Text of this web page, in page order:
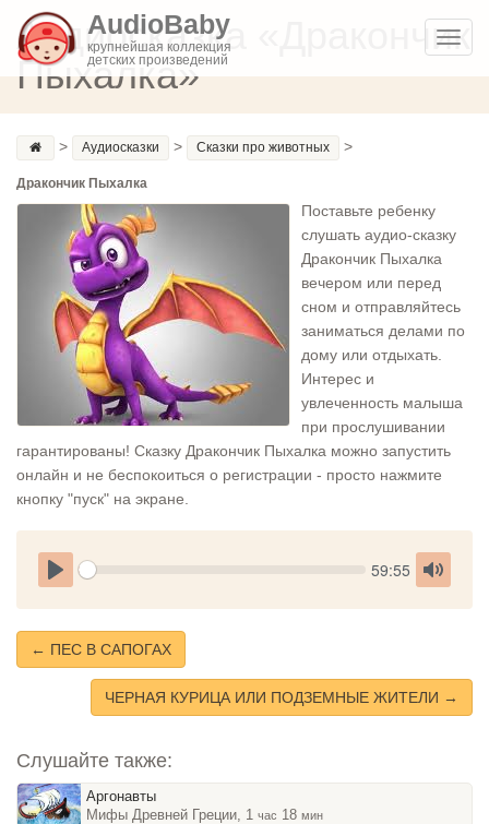
AudioBaby
крупнейшая коллекция
детских произведений
Аудиосказка «Дракончик
Пыхалка»
> Аудиосказки > Сказки про животных >
Дракончик Пыхалка
Поставьте ребенку
слушать аудио-сказку
Дракончик Пыхалка
вечером или перед
сном и отправляйтесь
заниматься делами по
дому или отдыхать.
Интерес и
увлеченность малыша
при прослушивании
гарантированы! Сказку Дракончик Пыхалка можно запустить
онлайн и не беспокоиться о регистрации - просто нажмите
кнопку "пуск" на экране.
Play
Current
time
59:55
Toggle
← ПЕС В САПОГАХ
ЧЕРНАЯ КУРИЦА ИЛИ ПОДЗЕМНЫЕ ЖИТЕЛИ →
Слушайте также:
Аргонавты
Мифы Древней Греции, 1 час 18 мин